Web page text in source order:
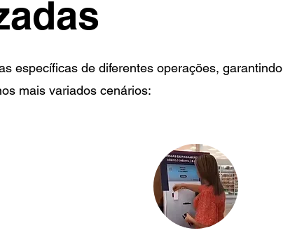
específicas de diferentes operações, garantindo
mais variados cenários: